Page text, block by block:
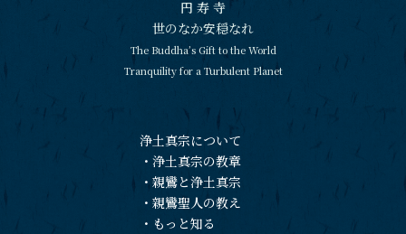
円 寿 寺
世のなか安穏なれ
The Buddha’s Gift to the World
Tranquility for a Turbulent Planet
浄土真宗について
・浄土真宗の教章
・親鸞と浄土真宗
・親鸞聖人の教え
・ もっと知る